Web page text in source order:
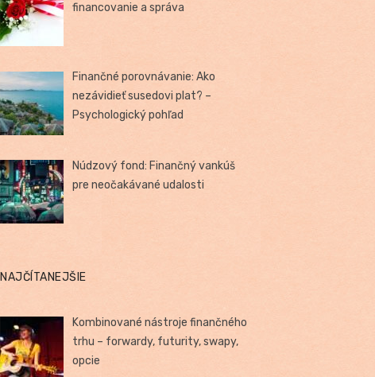
financovanie a správa
Finančné porovnávanie: Ako
nezávidieť susedovi plat? –
Psychologický pohľad
Núdzový fond: Finančný vankúš
pre neočakávané udalosti
NAJČÍTANEJŠIE
Kombinované nástroje finančného
trhu – forwardy, futurity, swapy,
opcie